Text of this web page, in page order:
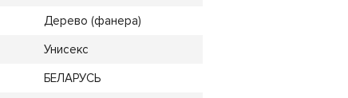
Дерево (фанера)
Унисекс
БЕЛАРУСЬ